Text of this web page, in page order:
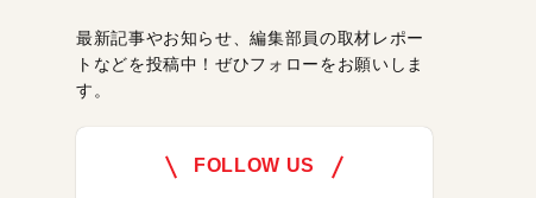
最新記事やお知らせ、編集部員の取材レポー
トなどを投稿中！ぜひフォローをお願いしま
す。
FOLLOW US